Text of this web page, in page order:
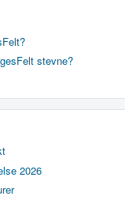
stevne?
2026